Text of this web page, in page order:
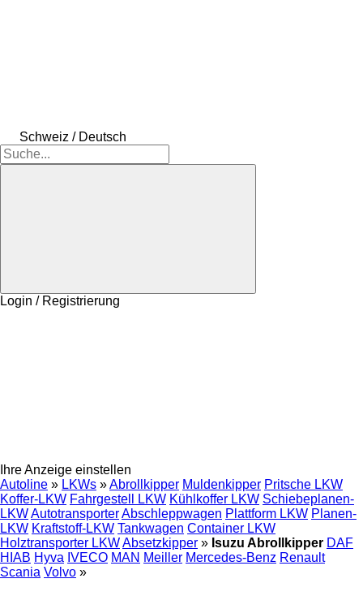
Schweiz / Deutsch
Login / Registrierung
Ihre Anzeige einstellen
Autoline » LKWs »Abrollkipper Muldenkipper Pritsche LKW
Koffer-LKW Fahrgestell LKW Kühlkoffer LKW Schiebeplanen-
LKWAutotransporterAbschleppwagen Plattform LKW Planen-
LKW Kraftstoff-LKW Tankwagen Container LKW
Holztransporter LKWAbsetzkipper » Isuzu Abrollkipper DAF
HIAB Hyva IVECO MAN Meiller Mercedes-Benz Renault
Scania Volvo »